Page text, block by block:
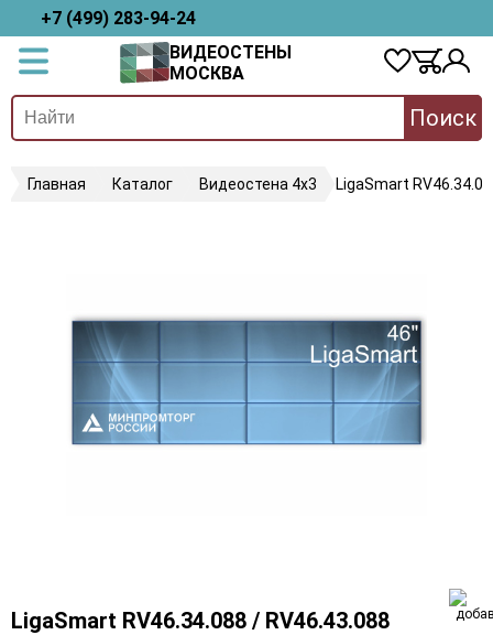
+7 (499) 283-94-24
ВИДЕОСТЕНЫ
МОСКВА
Поиск
Главная Каталог Видеостена 4х3 LigaSmart
LigaSmart RV46.34.088 / RV46.43.088